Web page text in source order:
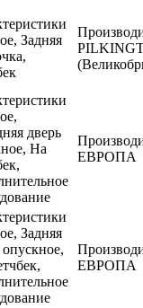
Задняя
дверь
На
ЕВРОПА
Задняя
опускное,
ЕВРОПА